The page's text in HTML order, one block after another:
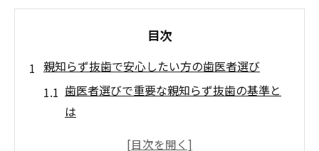
目次
親知らず抜歯で安心したい方の歯医者選び
歯医者選びで重要な親知らず抜歯の基準と
は
信頼できる歯医者を見極めるポイントを解